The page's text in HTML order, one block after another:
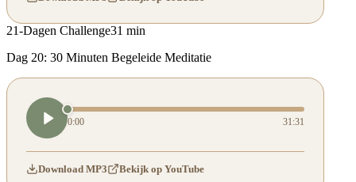
21-Dagen Challenge31 min
Dag 20: 30 Minuten Begeleide Meditatie
0:00 31:31
Download MP3 Bekijk op YouTube